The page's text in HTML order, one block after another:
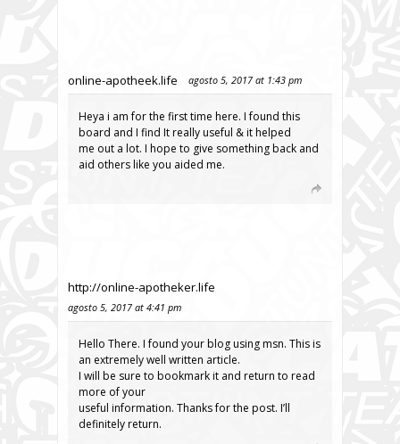
online-apotheek.life agosto 5, 2017 at 1:43 pm
Heya i am for the first time here. I found this
board and I find It really useful & it helped
me out a lot. I hope to give something back and
aid others like you aided me.
http://online-apotheker.life
agosto 5, 2017 at 4:41 pm
Hello There. I found your blog using msn. This is
an extremely well written article.
I will be sure to bookmark it and return to read
more of your
useful information. Thanks for the post. I’ll
definitely return.